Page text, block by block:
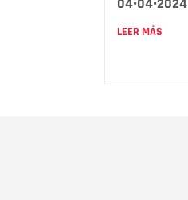
LEER MÁS